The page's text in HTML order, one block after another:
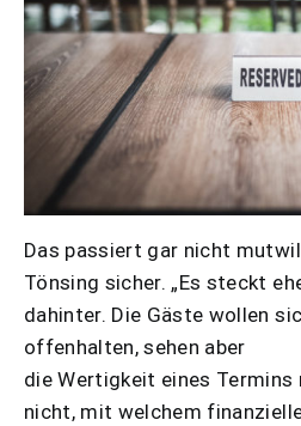
Das passiert gar nicht
Tönsing sicher. „Es steckt
dahinter. Die Gäste wollen
offenhalten, sehen aber
die Wertigkeit eines Termins
nicht, mit welchem